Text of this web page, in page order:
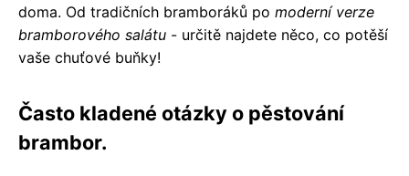
doma. Od tradičních bramboráků po moderní verze
bramborového salátu - určitě najdete něco, co potěší
vaše chuťové buňky!
Často kladené otázky o pěstování
brambor.